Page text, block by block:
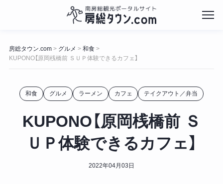
ン
テ
房総タウン.com> グルメ > 和食>
KUPONO【原岡桟橋前 ＳＵＰ体験できるカフェ】
和食 グルメ ラーメン カフェ テイクアウト／弁当
KUPONO【原岡桟橋前 Ｓ
ＵＰ体験できるカフェ】
2022年04月03日